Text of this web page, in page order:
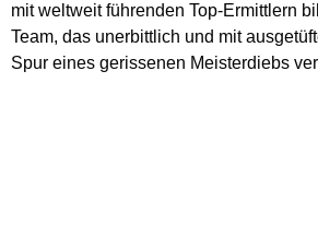
mit weltweit führenden Top-Ermittlern
Team, das unerbittlich und mit
Spur eines gerissenen Meisterdiebs